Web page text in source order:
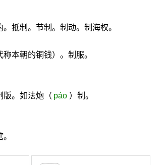
抵制。节制。制动。制海权。
本朝的铜钱）。制服。
。如法炮（ páo ）制。